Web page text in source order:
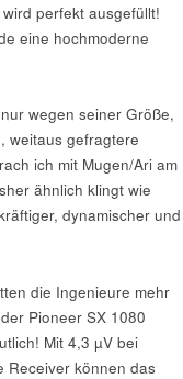
perfekt ausgefüllt!
eine hochmoderne
wegen seiner Größe,
weitaus gefragtere
ich mit Mugen/Ari am
ähnlich klingt wie
dynamischer und
die Ingenieure mehr
Pioneer SX 1080
Mit 4,3 µV bei
Receiver können das